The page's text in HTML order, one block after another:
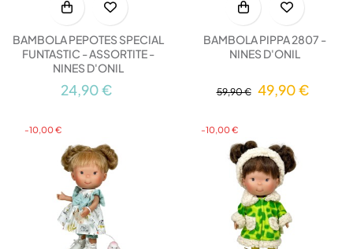
BAMBOLA PEPOTES SPECIAL
FUNTASTIC - ASSORTITE -
NINES D'ONIL
24,90 €
BAMBOLA PIPPA 2807 -
NINES D'ONIL
59,90 € 49,90 €
-10,00 € -10,00 €